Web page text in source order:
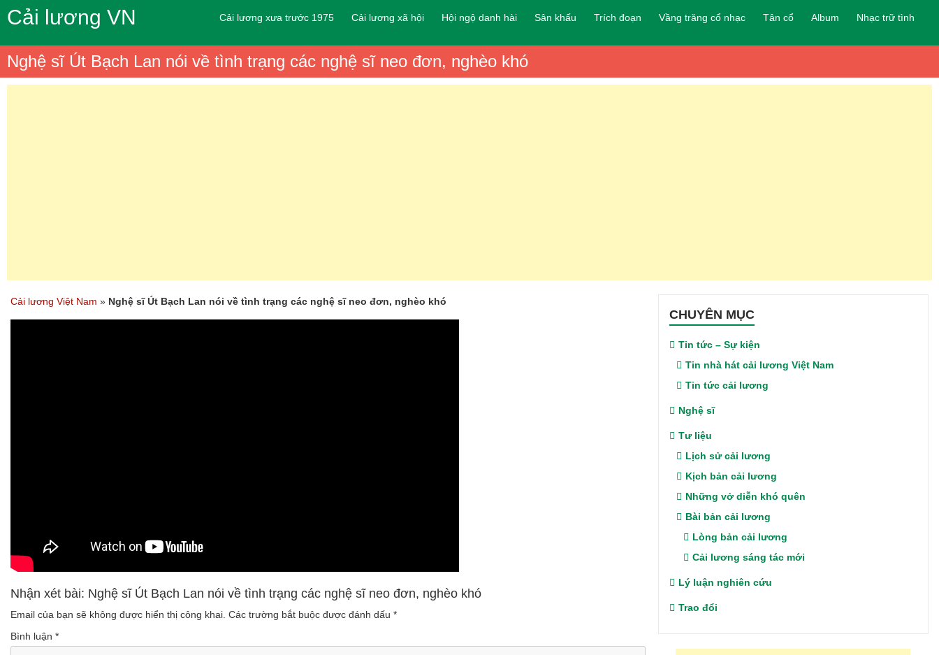
Cải lương VN Cải lương xưa trước 1975 Cải lương xã hội Hội ngộ danh hài Sân khấu Trích đoạn Vầng trăng cổ nhạc Tân cổ Album Nhạc trữ tình
Nghệ sĩ Út Bạch Lan nói về tình trạng các nghệ sĩ neo đơn, nghèo khó
Cải lương Việt Nam » Nghệ sĩ Út Bạch Lan nói về tình trạng các nghệ sĩ neo đơn, nghèo khó
Nhận xét bài: Nghệ sĩ Út Bạch Lan nói về tình trạng các nghệ sĩ neo đơn, nghèo khó
Email của bạn sẽ không được hiển thị công khai. Các trường bắt buộc được đánh dấu *
Bình luận *
CHUYÊN MỤC
Tin tức – Sự kiện
Tin nhà hát cải lương Việt Nam
Tin tức cải lương
Nghệ sĩ
Tư liệu
Lịch sử cải lương
Kịch bản cải lương
Những vở diễn khó quên
Bài bản cải lương
Lòng bản cải lương
Cải lương sáng tác mới
Lý luận nghiên cứu
Trao đổi